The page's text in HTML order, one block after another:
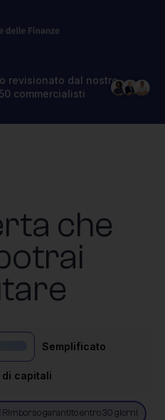
revisionato dal nostro
commercialisti
che
Semplificato
di capitali
Rimborso garantito entro 30 giorni